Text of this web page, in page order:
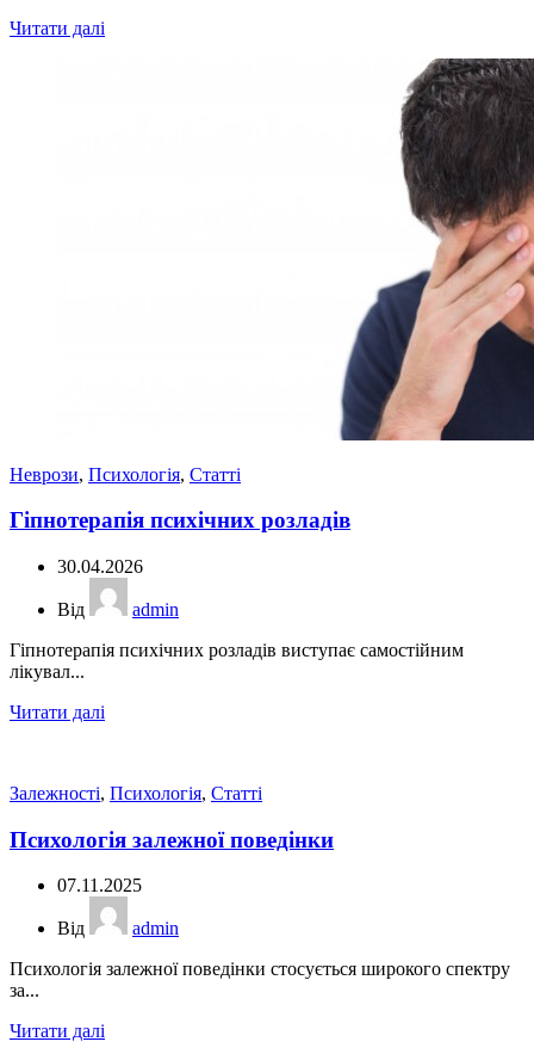
Читати далі
Неврози, Психологія, Статті
Гіпнотерапія психічних розладів
30.04.2026
Від
admin
Гіпнотерапія психічних розладів виступає самостійним
лікувал...
Читати далі
Залежності, Психологія, Статті
Психологія залежної поведінки
07.11.2025
Від
admin
Психологія залежної поведінки стосується широкого спектру
за...
Читати далі